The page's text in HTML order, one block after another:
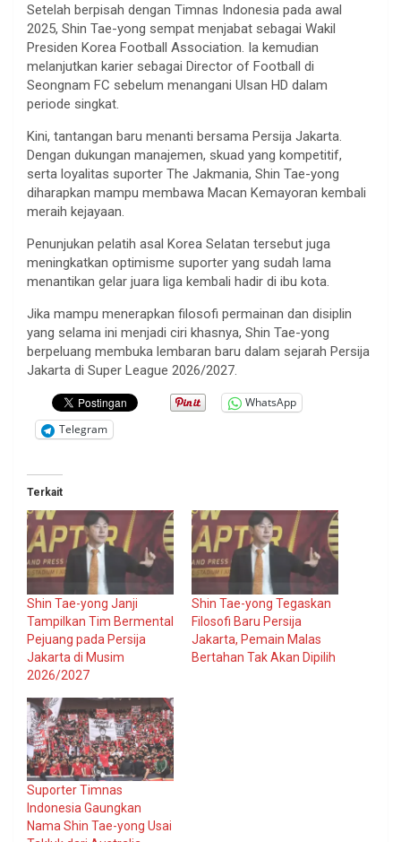
Setelah berpisah dengan Timnas Indonesia pada awal
2025, Shin Tae-yong sempat menjabat sebagai Wakil
Presiden Korea Football Association. Ia kemudian
melanjutkan karier sebagai Director of Football di
Seongnam FC sebelum menangani Ulsan HD dalam
periode singkat.
Kini, tantangan baru menanti bersama Persija Jakarta.
Dengan dukungan manajemen, skuad yang kompetitif,
serta loyalitas suporter The Jakmania, Shin Tae-yong
diharapkan mampu membawa Macan Kemayoran kembali
meraih kejayaan.
Penunjukan pelatih asal Korea Selatan tersebut juga
meningkatkan optimisme suporter yang sudah lama
menantikan gelar juara liga kembali hadir di ibu kota.
Jika mampu menerapkan filosofi permainan dan disiplin
yang selama ini menjadi ciri khasnya, Shin Tae-yong
berpeluang membuka lembaran baru dalam sejarah Persija
Jakarta di Super League 2026/2027.
WhatsApp
Telegram
Terkait
Shin Tae-yong Janji
Tampilkan Tim Bermental
Pejuang pada Persija
Jakarta di Musim
2026/2027
Shin Tae-yong Tegaskan
Filosofi Baru Persija
Jakarta, Pemain Malas
Bertahan Tak Akan Dipilih
Suporter Timnas
Indonesia Gaungkan
Nama Shin Tae-yong Usai